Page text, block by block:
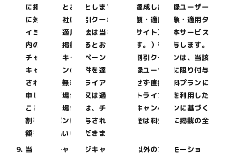
に掲載するとおりとします。）を達成した登録ユーザー
に対し、当社は割引クーポン（金額・適用対象・適用タ
イミング・適用方法は当社ウェブサイト又は本サービス
内の案内に掲載するとおりとします。）を付与します。
チャレンジキャンペーンに基づく割引クーポンは、当該
キャンペーンの条件を達成した登録ユーザーに限り付与
されます。無料トライアルを経由せず直接有料プランに
申し込んだ場合、又は過去に無料トライアルを利用した
ことがある場合には、チャレンジキャンペーンに基づく
割引クーポンは付与されず、入会金は料金表に掲載の全
額をお支払いいただきます。
当社は、チャレンジキャンペーン以外のプロモーショ